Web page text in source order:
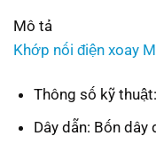
Mô tả
Khớp nối điện xoay
Thông số kỹ thuật:
Dây dẫn: Bốn dây